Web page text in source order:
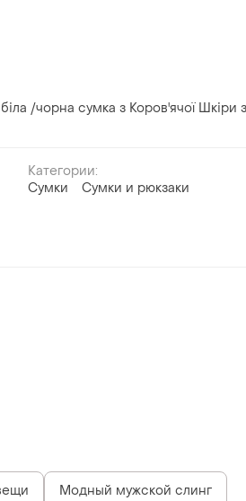
/чорна сумка з Коров'ячої Шкіри з
Категории:
Сумки
Сумки и рюкзаки
Модный мужской слинг